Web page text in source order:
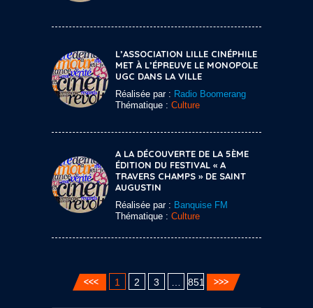
L’ASSOCIATION LILLE CINÉPHILE
MET À L’ÉPREUVE LE MONOPOLE
UGC DANS LA VILLE
Réalisée par : Radio Boomerang
Thématique : Culture
A LA DÉCOUVERTE DE LA 5ÈME
ÉDITION DU FESTIVAL « A
TRAVERS CHAMPS » DE SAINT
AUGUSTIN
Réalisée par : Banquise FM
Thématique : Culture
1 2 3 851